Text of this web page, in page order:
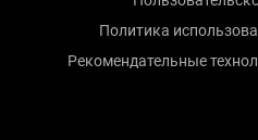
Политика
Рекомендательные